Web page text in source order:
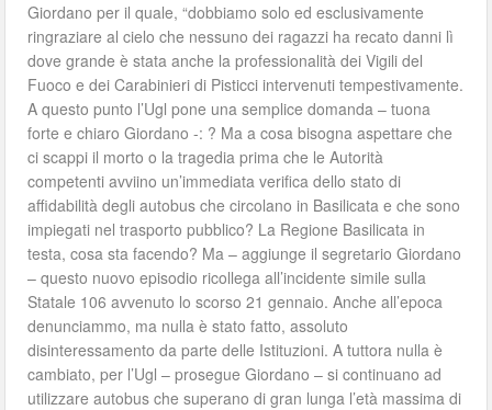
Giordano per il quale, “dobbiamo solo ed esclusivamente
ringraziare al cielo che nessuno dei ragazzi ha recato danni lì
dove grande è stata anche la professionalità dei Vigili del
Fuoco e dei Carabinieri di Pisticci intervenuti tempestivamente.
A questo punto l’Ugl pone una semplice domanda – tuona
forte e chiaro Giordano -: ? Ma a cosa bisogna aspettare che
ci scappi il morto o la tragedia prima che le Autorità
competenti avviino un’immediata verifica dello stato di
affidabilità degli autobus che circolano in Basilicata e che sono
impiegati nel trasporto pubblico? La Regione Basilicata in
testa, cosa sta facendo? Ma – aggiunge il segretario Giordano
– questo nuovo episodio ricollega all’incidente simile sulla
Statale 106 avvenuto lo scorso 21 gennaio. Anche all’epoca
denunciammo, ma nulla è stato fatto, assoluto
disinteressamento da parte delle Istituzioni. A tuttora nulla è
cambiato, per l’Ugl – prosegue Giordano – si continuano ad
utilizzare autobus che superano di gran lunga l’età massima di